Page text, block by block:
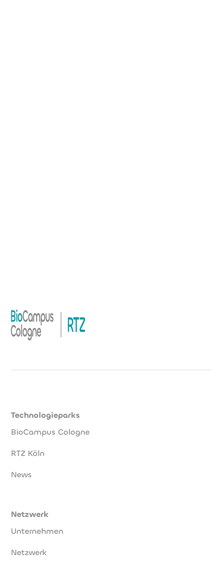
Technologieparks
BioCampus Cologne
RTZ Köln
News
Netzwerk
Unternehmen
Netzwerk